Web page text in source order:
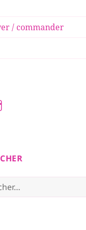
/ commander
: